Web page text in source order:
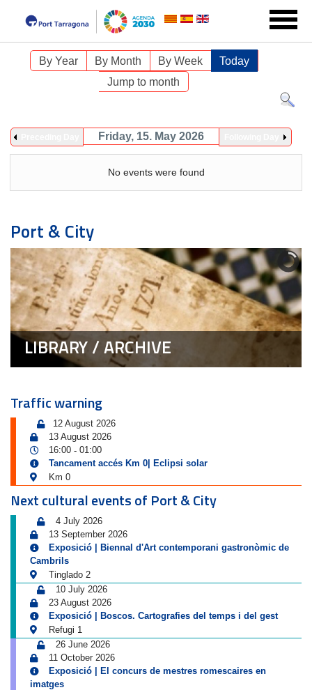
By Year By Month By Week
Today
Jump to month
Friday, 15. May 2026
No events were found
Port & City
LIBRARY / ARCHIVE
Traffic warning
12 August 2026
13 August 2026
16:00 - 01:00
Tancament accés Km 0| Eclipsi solar
Km 0
Next cultural events of Port & City
4 July 2026
13 September 2026
Exposició | Biennal d'Art contemporani gastronòmic de
Cambrils
Tinglado 2
10 July 2026
23 August 2026
Exposició | Boscos. Cartografies del temps i del gest
Refugi 1
26 June 2026
11 October 2026
Exposició | El concurs de mestres romescaires en
imatges